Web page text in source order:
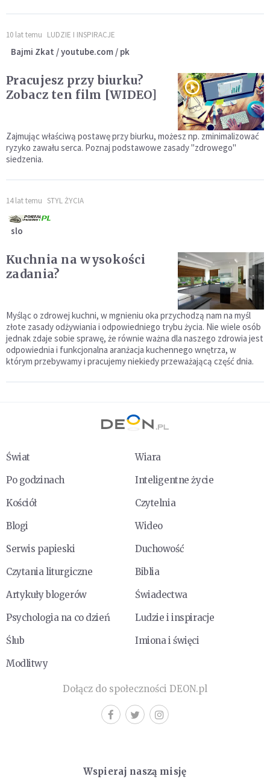
10 lat temu LUDZIE I INSPIRACJE
Bajmi Zkat / youtube.com / pk
Pracujesz przy biurku?
Zobacz ten film [WIDEO]
Zajmując właściwą postawę przy biurku, możesz np. zminimalizować
ryzyko zawału serca. Poznaj podstawowe zasady "zdrowego"
siedzenia.
14 lat temu STYL ŻYCIA
slo
Kuchnia na wysokości
zadania?
Myśląc o zdrowej kuchni, w mgnieniu oka przychodzą nam na myśl
złote zasady odżywiania i odpowiedniego trybu życia. Nie wiele osób
jednak zdaje sobie sprawę, że równie ważna dla naszego zdrowia jest
odpowiednia i funkcjonalna aranżacja kuchennego wnętrza, w
którym przebywamy i pracujemy niekiedy przeważającą część dnia.
Świat
Wiara
Po godzinach
Inteligentne życie
Kościół
Czytelnia
Blogi
Wideo
Serwis papieski
Duchowość
Czytania liturgiczne
Biblia
Artykuły blogerów
Świadectwa
Psychologia na co dzień
Ludzie i inspiracje
Ślub
Imiona i święci
Modlitwy
Dołącz do społeczności DEON.pl
Wspieraj naszą misję